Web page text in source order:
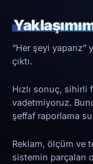
“Her şeyi
çıktı.
Hızlı sonuç,
vadetmiyoruz.
şeffaf raporlama
Reklam, ölçüm ve
sistemin parçaları